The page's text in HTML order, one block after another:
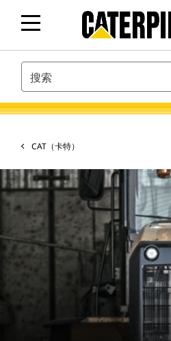
SEARCH
CAT（卡特）